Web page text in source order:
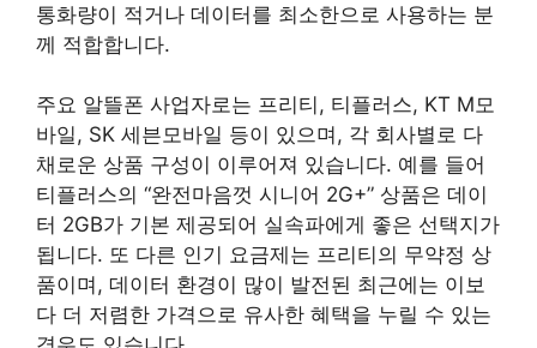
통화량이 적거나 데이터를 최소한으로 사용하는 분
께 적합합니다.
주요 알뜰폰 사업자로는 프리티, 티플러스, KT M모
바일, SK 세븐모바일 등이 있으며, 각 회사별로 다
채로운 상품 구성이 이루어져 있습니다. 예를 들어
티플러스의 “완전마음껏 시니어 2G+” 상품은 데이
터 2GB가 기본 제공되어 실속파에게 좋은 선택지가
됩니다. 또 다른 인기 요금제는 프리티의 무약정 상
품이며, 데이터 환경이 많이 발전된 최근에는 이보
다 더 저렴한 가격으로 유사한 혜택을 누릴 수 있는